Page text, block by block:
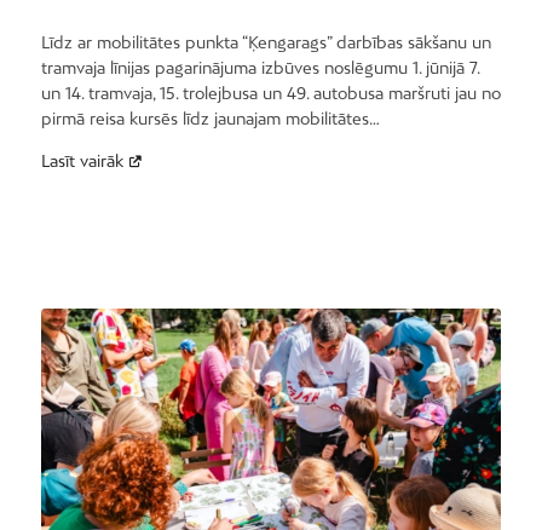
Līdz ar mobilitātes punkta “Ķengarags” darbības sākšanu un
tramvaja līnijas pagarinājuma izbūves noslēgumu 1. jūnijā 7.
un 14. tramvaja, 15. trolejbusa un 49. autobusa maršruti jau no
pirmā reisa kursēs līdz jaunajam mobilitātes…
Lasīt vairāk